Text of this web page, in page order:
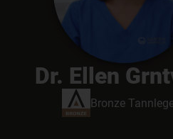
Dr. Ellen
Bronze